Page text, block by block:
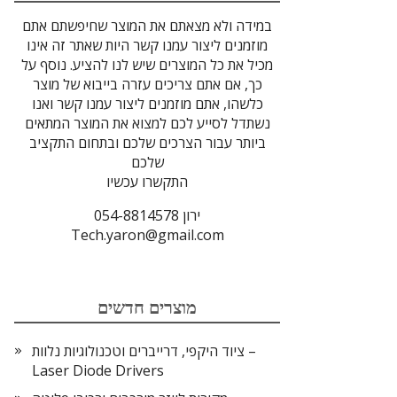
במידה ולא מצאתם את המוצר שחיפשתם אתם
מוזמנים ליצור עמנו קשר היות שאתר זה אינו
מכיל את כל המוצרים שיש לנו להציע. נוסף על
כך, אם אתם צריכים עזרה בייבוא של מוצר
כלשהו, אתם מוזמנים ליצור עמנו קשר ואנו
נשתדל לסייע לכם למצוא את המוצר המתאים
ביותר עבור הצרכים שלכם ובתחום התקציב
שלכם
התקשרו עכשיו
ירון 054-8814578
Tech.yaron@gmail.com
מוצרים חדשים
ציוד היקפי, דרייברים וטכנולוגיות נלוות –
Laser Diode Drivers